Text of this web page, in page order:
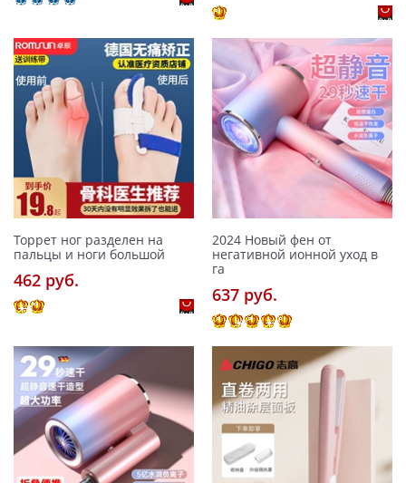
Торрет ног разделен на
пальцы и ноги большой
462 pуб.
2024 Новый фен от
негативной ионной уход в
га
637 pуб.